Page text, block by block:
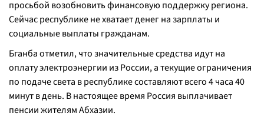
просьбой возобновить финансовую поддержку региона.
Сейчас республике не хватает денег на зарплаты и
социальные выплаты гражданам.
Бганба отметил, что значительные средства идут на
оплату электроэнергии из России, а текущие ограничения
по подаче света в республике составляют всего 4 часа 40
минут в день. В настоящее время Россия выплачивает
пенсии жителям Абхазии.